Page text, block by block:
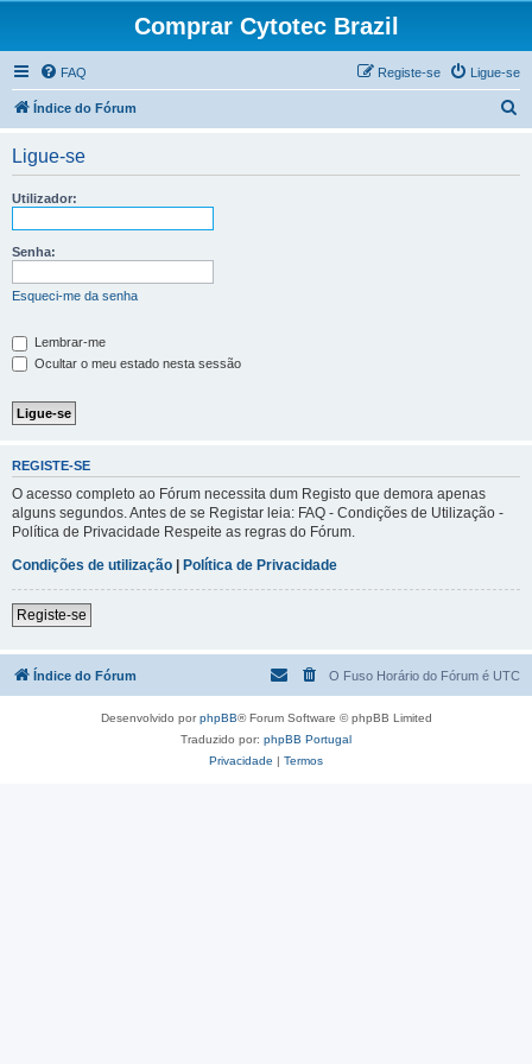
Comprar Cytotec Brazil
FAQ Ligue-se
Registe-se
Índice do Fórum
Ligue-se
Utilizador:
Senha:
Esqueci-me da senha
Lembrar-me
Ocultar o meu estado nesta sessão
REGISTE-SE
O acesso completo ao Fórum necessita dum Registo que demora apenas
alguns segundos. Antes de se Registar leia: FAQ - Condições de Utilização -
Política de Privacidade Respeite as regras do Fórum.
Condições de utilização | Política de Privacidade
Registe-se
Índice do Fórum O Fuso Horário do Fórum é UTC
Desenvolvido porphpBB® Forum Software © phpBB Limited
Traduzido por: phpBB Portugal
Privacidade | Termos